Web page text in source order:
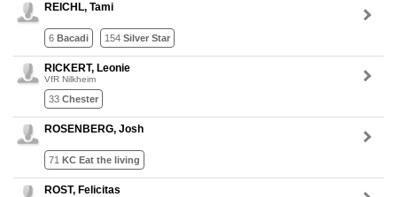
REICHL, Tami
6 Bacadi 154 Silver Star
RICKERT, Leonie
VfR Nilkheim
33 Chester
ROSENBERG, Josh
71 KC Eat the living
ROST, Felicitas